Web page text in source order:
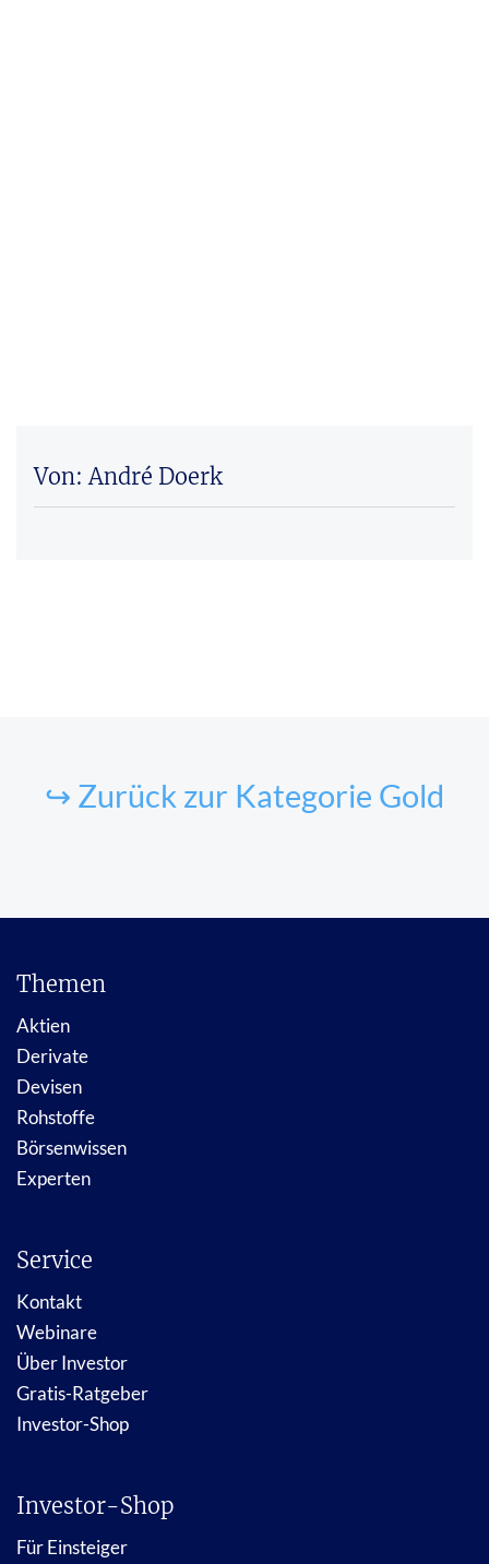
Von: André Doerk
↪ Zurück zur Kategorie Gold
Themen
Aktien
Derivate
Devisen
Rohstoffe
Börsenwissen
Experten
Service
Kontakt
Webinare
Über Investor
Gratis-Ratgeber
Investor-Shop
Investor-Shop
Für Einsteiger